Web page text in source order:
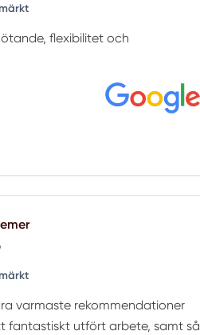
flexibilitet och
varmaste rekommendationer
fantastiskt utfört arbete, samt så